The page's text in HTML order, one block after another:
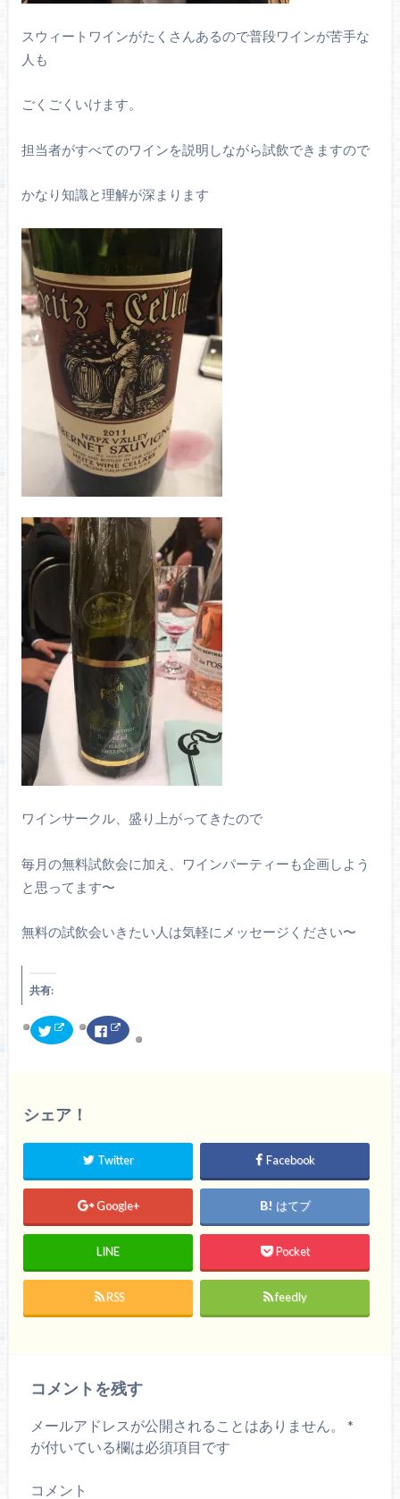
スウィートワインがたくさんあるので普段ワインが苦手な
人も
ごくごくいけます。
担当者がすべてのワインを説明しながら試飲できますので
かなり知識と理解が深まります
ワインサークル、盛り上がってきたので
毎月の無料試飲会に加え、ワインパーティーも企画しよう
と思ってます〜
無料の試飲会いきたい人は気軽にメッセージください〜
共有:
ク
ッ
i
t
e
共
有
し
い
ド
ウ
き
F
c
す
る
に
は
ク
ッ
ク
し
く
さ
い
(
新
し
ウ
で
ま
す
)
シェア！
Twitter Facebook
Google+ はてブ
LINE Pocket
RSS feedly
コメントを残す
メールアドレスが公開されることはありません。
*
が付いている欄は必須項目です
コメント